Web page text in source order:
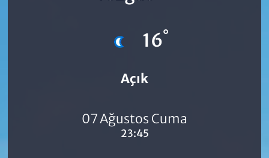
16°
Açık
07 Ağustos Cuma
23:45